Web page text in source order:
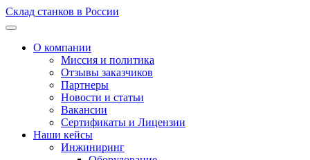
Склад станков в России
О компании
Миссия и политика
Отзывы заказчиков
Партнеры
Новости и статьи
Вакансии
Сертификаты и Лицензии
Наши кейсы
Инжиниринг